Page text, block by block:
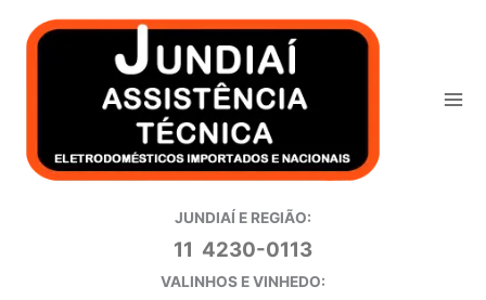
para
JUNDIAÍ E REGIÃO:
11 4230-0113
VALINHOS E VINHEDO: